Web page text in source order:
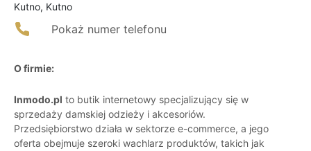
Kutno, Kutno
Pokaż numer telefonu
O firmie:
Inmodo.pl to butik internetowy specjalizujący się w
sprzedaży damskiej odzieży i akcesoriów.
Przedsiębiorstwo działa w sektorze e-commerce, a jego
oferta obejmuje szeroki wachlarz produktów, takich jak